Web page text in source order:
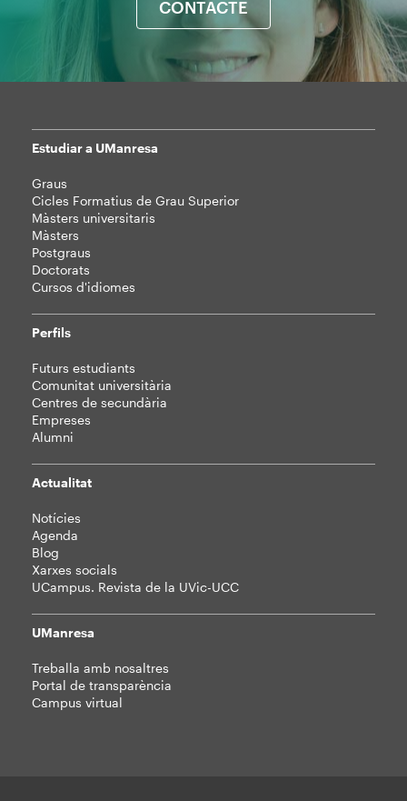
CONTACTE
Mapa
web
Estudiar a UManresa
Graus
Cicles Formatius de Grau Superior
Màsters universitaris
Màsters
Postgraus
Doctorats
Cursos d'idiomes
Perfils
Futurs estudiants
Comunitat universitària
Centres de secundària
Empreses
Alumni
Actualitat
Notícies
Agenda
Blog
Xarxes socials
UCampus. Revista de la UVic-UCC
UManresa
Treballa amb nosaltres
Portal de transparència
Campus virtual